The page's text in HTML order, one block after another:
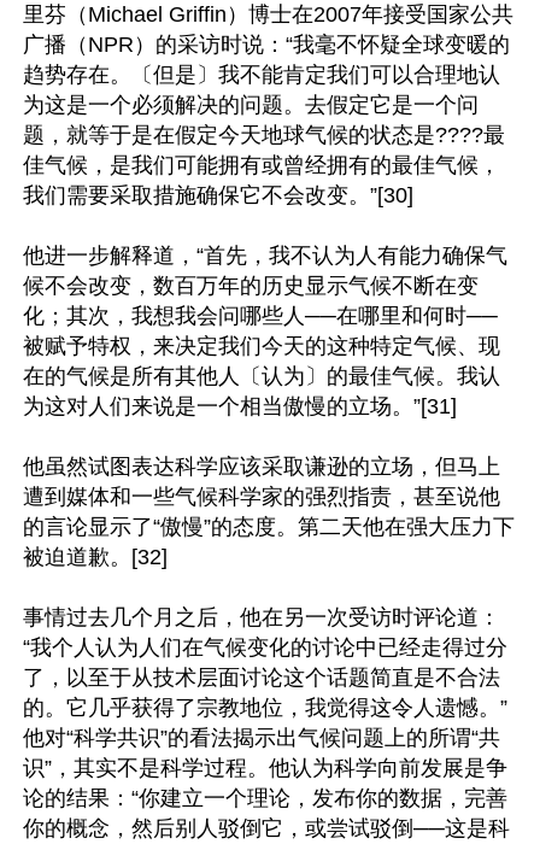
里芬（Michael Griffin）博士在2007年接受国家公共
广播（NPR）的采访时说：“我毫不怀疑全球变暖的
趋势存在。〔但是〕我不能肯定我们可以合理地认
为这是一个必须解决的问题。去假定它是一个问
题，就等于是在假定今天地球气候的状态是????最
佳气候，是我们可能拥有或曾经拥有的最佳气候，
我们需要采取措施确保它不会改变。”[30]
他进一步解释道，“首先，我不认为人有能力确保气
候不会改变，数百万年的历史显示气候不断在变
化；其次，我想我会问哪些人──在哪里和何时──
被赋予特权，来决定我们今天的这种特定气候、现
在的气候是所有其他人〔认为〕的最佳气候。我认
为这对人们来说是一个相当傲慢的立场。”[31]
他虽然试图表达科学应该采取谦逊的立场，但马上
遭到媒体和一些气候科学家的强烈指责，甚至说他
的言论显示了“傲慢”的态度。第二天他在强大压力下
被迫道歉。[32]
事情过去几个月之后，他在另一次受访时评论道：
“我个人认为人们在气候变化的讨论中已经走得过分
了，以至于从技术层面讨论这个话题简直是不合法
的。它几乎获得了宗教地位，我觉得这令人遗憾。”
他对“科学共识”的看法揭示出气候问题上的所谓“共
识”，其实不是科学过程。他认为科学向前发展是争
论的结果：“你建立一个理论，发布你的数据，完善
你的概念，然后别人驳倒它，或尝试驳倒──这是科